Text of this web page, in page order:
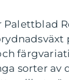
Palettblad
sorter av